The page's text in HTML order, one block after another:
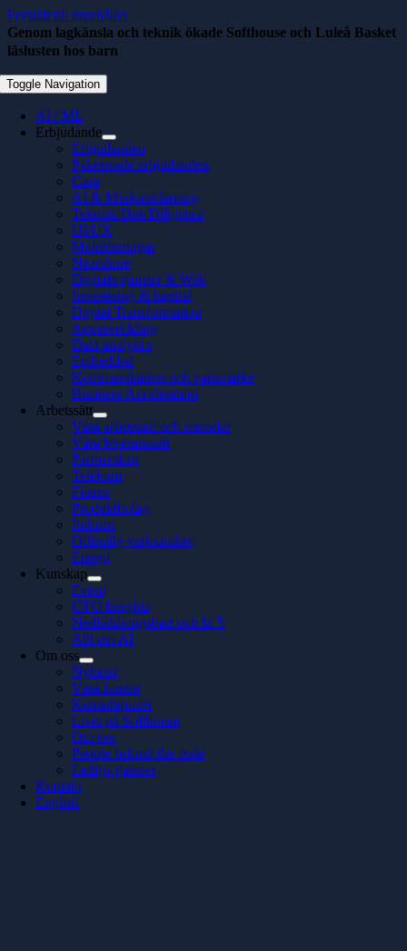
Fortsätt till innehållet
Toggle Navigation
AI / ML
Erbjudande
Erbjudanden
Paketerade erbjudanden
Case
AI & Maskininlärning
Teknisk Due Diligence
UI/UX
Molnlösningar
Nearshore
Digitala tjänster & Web
Investering & kapital
Digital Transformation
Apputveckling
Data analytics
Embedded
Kommunikation och varumärke
Business Acceleration
Arbetssätt
Våra arbetssätt och metoder
Våra leveranssätt
Partnerskap
Telekom
Finans
Produktbolag
Industri
Offentlig verksamhet
Energi
Kunskap
Event
CTO Insights
Nedladdningsbart och In 5
Allt om AI
Om oss
Nyheter
Våra kontor
Konsultquizet
Livet på Softhouse
Om oss
People behind the code
Lediga tjänster
Kontakt
English
Genom lagkänsla och teknik ökade Softhouse och Luleå Basket
läslusten hos barn
juni 3, 2026